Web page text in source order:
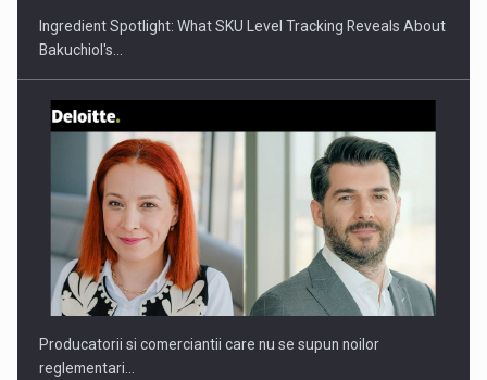
Webinar - Business Evolution-RETHINK STRATEGY-Finantare
Investitii Digitalizare
Ingredient Spotlight: What SKU Level Tracking Reveals About
Bakuchiol's…
Producatorii si comerciantii care nu se supun noilor
reglementari…